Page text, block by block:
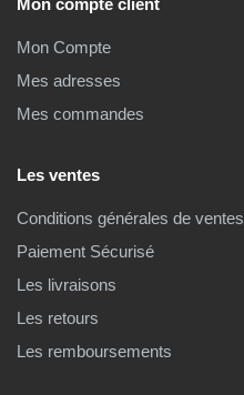
Mon compte client
Mon Compte
Mes adresses
Mes commandes
Les ventes
Conditions générales de ventes
Paiement Sécurisé
Les livraisons
Les retours
Les remboursements